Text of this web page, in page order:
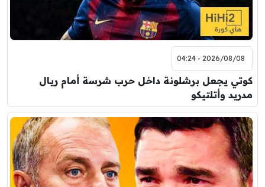
2026/08/08 - 04:24
كوتي يجعل برشلونة داخل حرب شرسة أمام ريال
مدريد وأتلتيكو